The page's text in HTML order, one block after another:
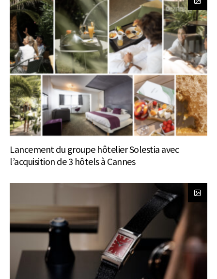
Lancement du groupe hôtelier Solestia avec
l’acquisition de 3 hôtels à Cannes